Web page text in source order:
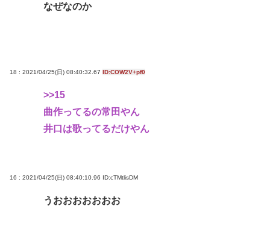
なぜなのか
18 : 2021/04/25(日) 08:40:32.67 ID:COW2V+pf0
>>15
曲作ってるの常田やん
井口は歌ってるだけやん
16 : 2021/04/25(日) 08:40:10.96 ID:cTMtlisDM
うおおおおおおお